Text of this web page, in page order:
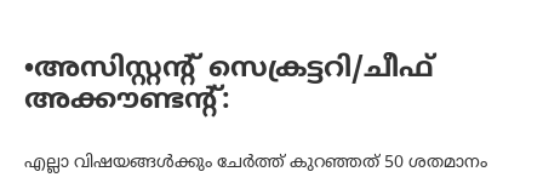
•അസിസ്റ്റന്റ് സെക്രട്ടറി/ചീഫ്
അക്കൗണ്ടന്റ്:
എല്ലാ വിഷയങ്ങള്‍ക്കും ചേര്‍ത്ത് കുറഞ്ഞത് 50 ശതമാനം